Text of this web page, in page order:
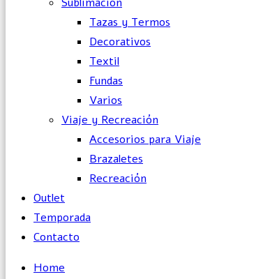
Tazas y Termos
Decorativos
Textil
Fundas
Varios
Viaje y Recreación
Accesorios para Viaje
Brazaletes
Recreación
Outlet
Temporada
Contacto
Home